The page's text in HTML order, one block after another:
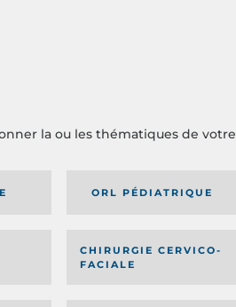
la ou les thématiques de votre
ORL PÉDIATRIQUE
CHIRURGIE CERVICO-
FACIALE